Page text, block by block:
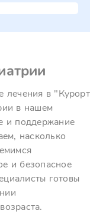
лечения в "Курорт
в нашем
и поддержание
насколько
и безопасное
готовы